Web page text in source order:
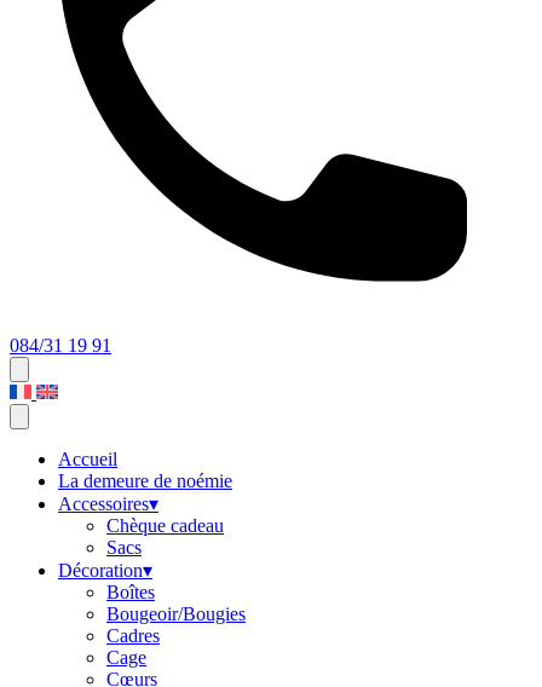
084/31 19 91
Accueil
La demeure de noémie
Accessoires▾
Chèque cadeau
Sacs
Décoration▾
Boîtes
Bougeoir/Bougies
Cadres
Cage
Cœurs